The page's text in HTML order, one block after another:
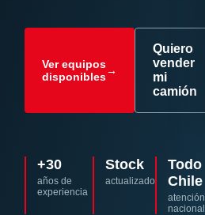
Ver equipos
disponibles→
Quiero
vender
mi
camión
+30
años de
experiencia
Stock
actualizado
Todo
Chile
atención
nacional